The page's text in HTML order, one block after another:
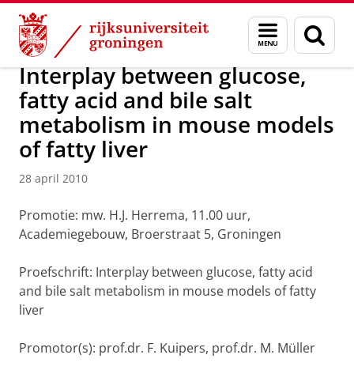
Skip
Content
Skip
Navigation
Menu
en
zoeken
Over ons Actueel Nieuws Nieuwsberichten
Interplay between glucose,
fatty acid and bile salt
metabolism in mouse models
of fatty liver
28 april 2010
Promotie: mw. H.J. Herrema, 11.00 uur,
Academiegebouw, Broerstraat 5, Groningen
Proefschrift: Interplay between glucose, fatty acid
and bile salt metabolism in mouse models of fatty
liver
Promotor(s): prof.dr. F. Kuipers, prof.dr. M. Müller